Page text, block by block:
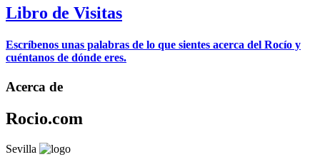
Libro de Visitas
Escríbenos unas palabras de lo que sientes acerca del Rocío y
cuéntanos de dónde eres.
Acerca de
Rocio.com
Sevilla